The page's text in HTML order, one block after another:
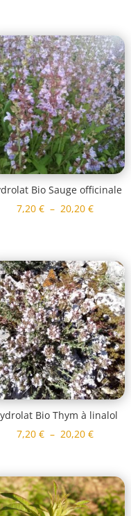
Bio Sauge officinale
7,20€ – 20,20€Plage
7,20 €
à
20,20 €
Bio Thym à linalol
7,20€ – 20,20€Plage
7,20 €
à